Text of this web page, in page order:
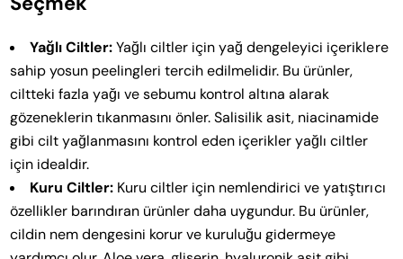
Yağlı Ciltler:Yağlı ciltler için yağ dengeleyici içeriklere
sahip yosun peelingleri tercih edilmelidir. Bu ürünler,
ciltteki fazla yağı ve sebumu kontrol altına alarak
gözeneklerin tıkanmasını önler. Salisilik asit, niacinamide
gibi cilt yağlanmasını kontrol eden içerikler yağlı ciltler
için idealdir.
Kuru Ciltler: Kuru ciltler için nemlendirici ve yatıştırıcı
özellikler barındıran ürünler daha uygundur. Bu ürünler,
cildin nem dengesini korur ve kuruluğu gidermeye